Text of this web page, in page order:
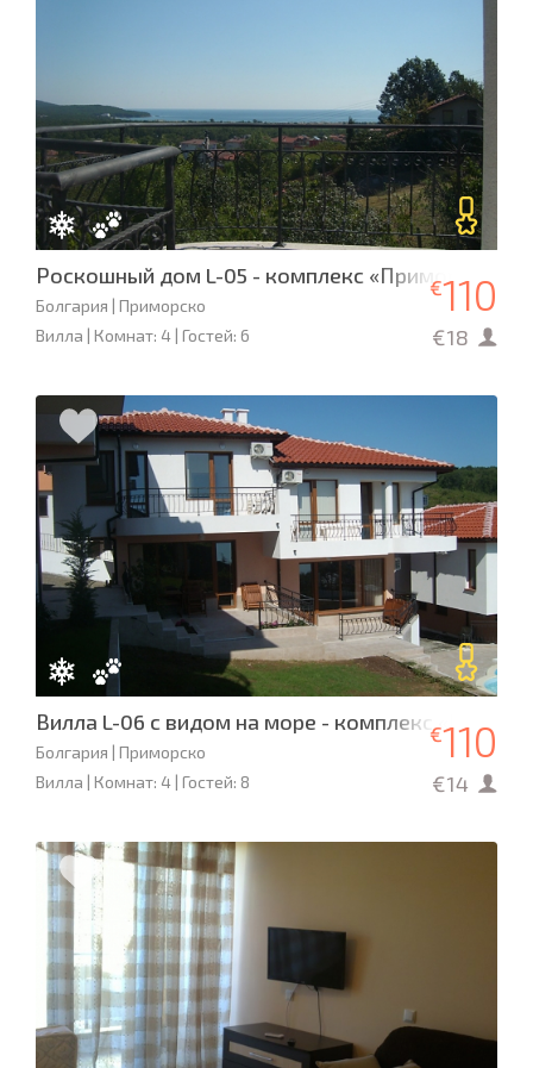
Роскошный дом L-05 - комплекс «Приморско
Болгария | Приморско
Вилла | Комнат: 4 | Гостей: 6
€110
€18
Вилла L-06 с видом на море - комплекс
Болгария | Приморско
Вилла | Комнат: 4 | Гостей: 8
€110
€14